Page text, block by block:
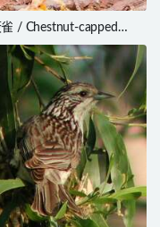
/ Chestnut-capped
/ Arremon